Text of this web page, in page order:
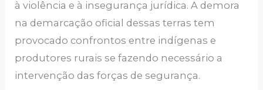
à violência e à insegurança jurídica. A demora
na demarcação oficial dessas terras tem
provocado confrontos entre indígenas e
produtores rurais se fazendo necessário a
intervenção das forças de segurança.